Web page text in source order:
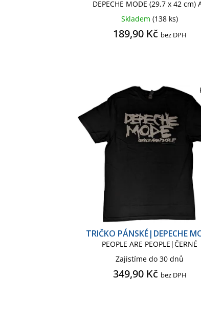
DEPECHE MODE (29,7 x 42 cm)
Skladem(138 ks)
189,90 Kč bez DPH
TRIČKO PÁNSKÉ|DEPECHE
PEOPLE ARE PEOPLE|ČERNÉ
Zajistíme do 30 dnů
349,90 Kč bez DPH